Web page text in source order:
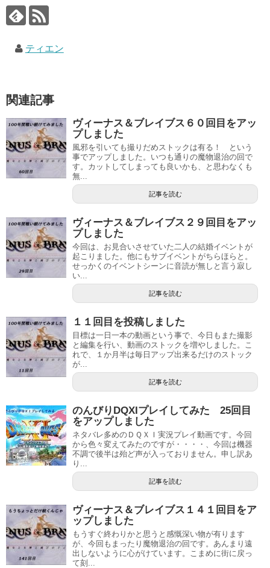
ティエン
関連記事
ヴィーナス＆ブレイブス６０回目をアッ
プしました
風邪を引いても撮りだめストックは有る！ という
事でアップしました。いつも通りの魔物退治の回で
す。カットしてしまっても良いかも、と思わなくも
無...
記事を読む
ヴィーナス＆ブレイブス２９回目をアッ
プしました
今回は、お見合いさせていた二人の結婚イベントが
起こりました。他にもサブイベントがちらほらと。
せっかくのイベントシーンに音読が無しと言う寂し
い...
記事を読む
１１回目を投稿しました
目標は一日一本の動画という事で、今日もまた撮影
と編集を行い、動画のストックを増やしました。こ
れで、１か月半は毎日アップ出来るだけのストック
が...
記事を読む
のんびりDQXIプレイしてみた 25回目
をアップしました
ネタバレ多めのＤＱＸＩ実況プレイ動画です。今回
から色々変えてみたのですが・・・・、今回は機器
不調で後半は殆ど声が入っておりません。申し訳あ
り...
記事を読む
ヴィーナス＆ブレイブス１４１回目をア
ップしました
もうすぐ終わりかと思うと感慨深い物が有ります
が、今回もまったり魔物退治の回です。あんまり遠
出しないように心がけています。こまめに街に戻っ
て刻...